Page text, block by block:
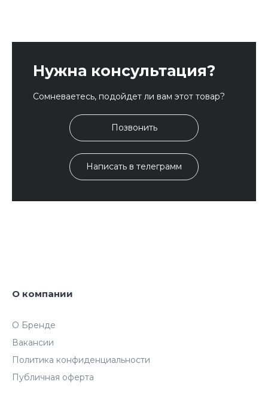
Нужна консультация?
Сомневаетесь, подойдет ли вам этот товар?
Позвонить
Написать в телеграмм
О компании
О Бренде
Вакансии
Политика конфиденциальности
Публичная оферта